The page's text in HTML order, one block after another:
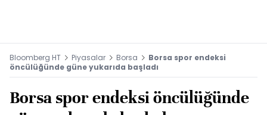
Bloomberg HT Piyasalar Borsa
Borsa spor endeksi
öncülüğünde güne yukarıda başladı
Borsa spor endeksi öncülüğünde